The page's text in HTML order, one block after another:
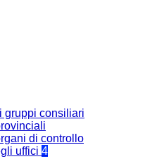
gruppi consiliari
di controllo
uffici 4